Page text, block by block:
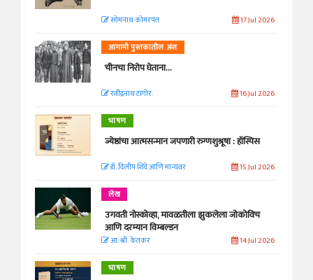
सोमनाथ कोमरपंत 17 Jul 2026
आगामी पुस्तकातील अंश
चीनचा निरोप घेताना...
रवींद्रनाथ टागोर. 16 Jul 2026
भाषण
ज्येष्ठांचा आत्मसन्मान जपणारी रुग्णशुश्रूषा : हॉस्पिस
डॉ. दिलीप शिंदे आणि मान्यवर 15 Jul 2026
लेख
उगवती नोस्कोव्हा, मावळतीला झुकलेला जोकोविच
आणि दरम्यान विम्बल्डन
आ. श्री. केतकर 14 Jul 2026
भाषण